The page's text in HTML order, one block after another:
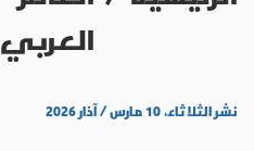
العربي
نشر الثلاثاء، ١٠ مارس / آذار ٢٠٢٦